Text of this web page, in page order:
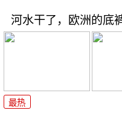
河水干了，欧洲的底
最热